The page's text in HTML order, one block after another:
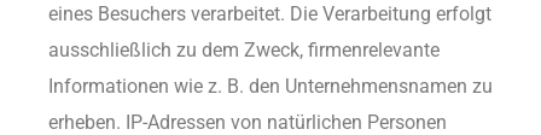
eines Besuchers verarbeitet. Die Verarbeitung erfolgt
ausschließlich zu dem Zweck, firmenrelevante
Informationen wie z. B. den Unternehmensnamen zu
erheben. IP-Adressen von natürlichen Personen